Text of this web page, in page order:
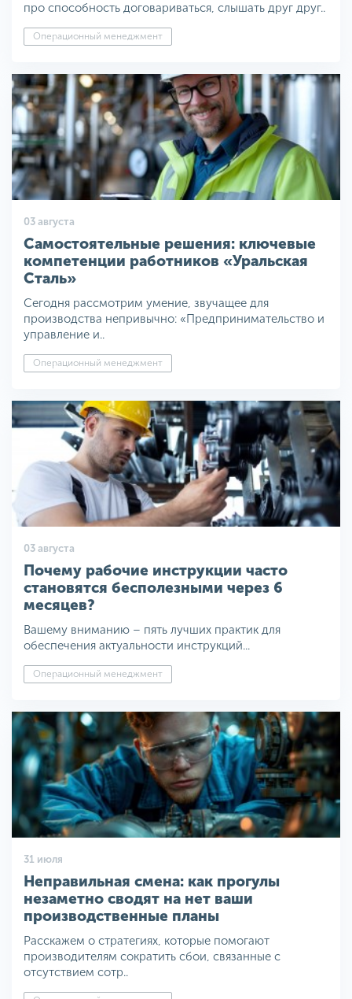
про способность договариваться, слышать друг друг..
Операционный менеджмент
03 августа
Самостоятельные решения: ключевые
компетенции работников «Уральская
Сталь»
Сегодня рассмотрим умение, звучащее для
производства непривычно: «Предпринимательство и
управление и..
Операционный менеджмент
03 августа
Почему рабочие инструкции часто
становятся бесполезными через 6
месяцев?
Вашему вниманию – пять лучших практик для
обеспечения актуальности инструкций...
Операционный менеджмент
31 июля
Неправильная смена: как прогулы
незаметно сводят на нет ваши
производственные планы
Расскажем о стратегиях, которые помогают
производителям сократить сбои, связанные с
отсутствием сотр..